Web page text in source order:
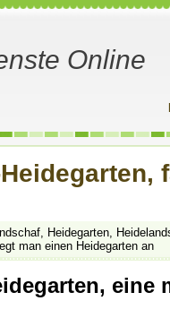
Online
, Heidegarten,
man einen Heidegarten an
eine